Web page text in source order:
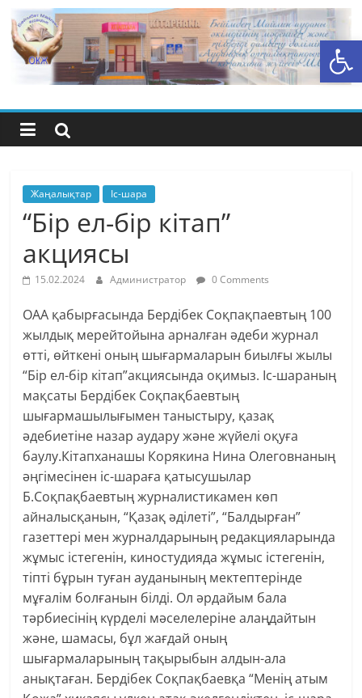
Open toolbar
Skip
to
content
Бейімбет
Майлин
ауданының
орталық
кітапхана
жүйесі
Жаңалықтар Іс-шара
“Бір ел-бір кітап”
акциясы
15.02.2024 Администратор 0 Comments
ОАА қабырғасында Бердібек Соқпақпаевтың 100
жылдық мерейтойына арналған әдеби журнал
өтті, өйткені оның шығармаларын биылғы жылы
“Бір ел-бір кітап”акциясында оқимыз. Іс-шараның
мақсаты Бердібек Соқпақбаевтың
шығармашылығымен таныстыру, қазақ
әдебиетіне назар аудару және жүйелі оқуға
баулу.Кітапханашы Корякина Нина Олеговнаның
әңгімесінен іс-шараға қатысушылар
Б.Соқпақбаевтың журналистикамен көп
айналысқанын, “Қазақ әділеті”, “Балдырған”
газеттері мен журналдарының редакцияларында
жұмыс істегенін, киностудияда жұмыс істегенін,
тіпті бұрын туған ауданының мектептерінде
мұғалім болғанын білді. Ол әрдайым бала
тәрбиесінің күрделі мәселелеріне алаңдайтын
және, шамасы, бұл жағдай оның
шығармаларының тақырыбын алдын-ала
анықтаған. Бердібек Соқпақбаевқа “Менің атым